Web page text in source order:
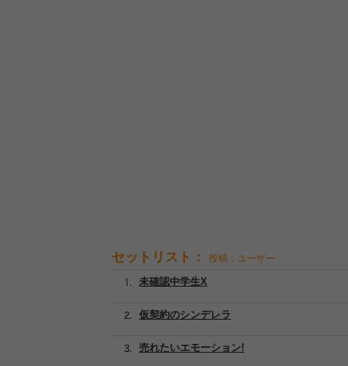
セットリスト： 投稿：ユーザー
仮契約のシンデレラ
売れたいエモーション!
未確認中学生X